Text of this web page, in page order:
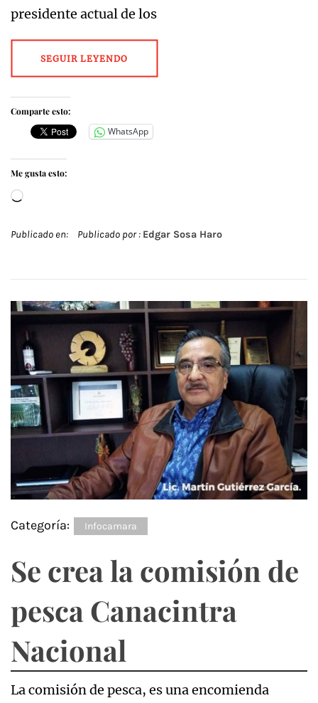
presidente actual de los
SEGUIR LEYENDO
Comparte esto:
WhatsApp
Me gusta esto:
Cargando...
Publicado en: Publicado por : Edgar Sosa Haro
Categoría: Infocamara
Se crea la comisión de
pesca Canacintra
Nacional
La comisión de pesca, es una encomienda